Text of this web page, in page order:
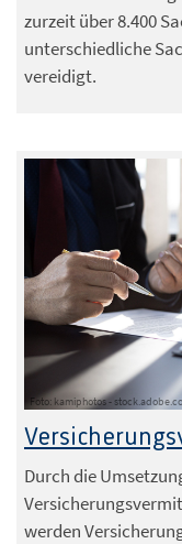
zurzeit über 8.400
unterschiedliche
vereidigt.
Foto: kamiphotos -
Durch die
werden